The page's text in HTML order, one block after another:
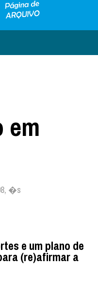
em
�s
e um plano de
(re)afirmar a